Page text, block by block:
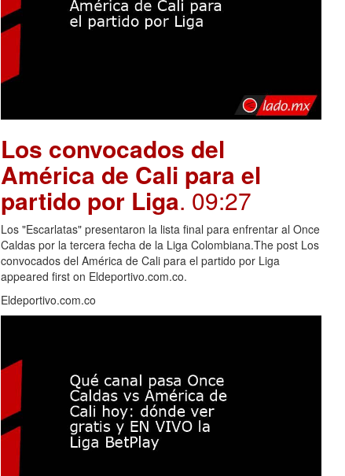
Los convocados del
América de Cali para el
partido por Liga. 09:27
Los "Escarlatas" presentaron la lista final para enfrentar al Once
Caldas por la tercera fecha de la Liga Colombiana.The post Los
convocados del América de Cali para el partido por Liga
appeared first on Eldeportivo.com.co.
Eldeportivo.com.co